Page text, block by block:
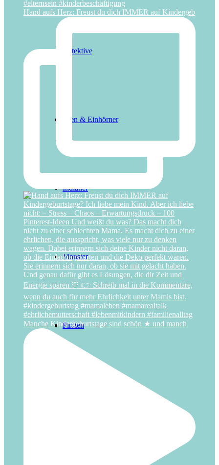
Detektive
Feen & Einhörner
Indianer
Monster
Piraten
Hand aufs Herz: Freust du dich IMMER auf Kindergeb
Manche Kindergeburtstage sind schön ★ und manch